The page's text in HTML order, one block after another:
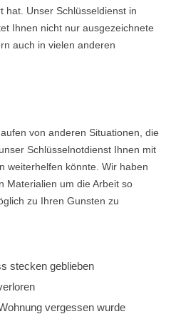
hat. Unser Schlüsseldienst in
Ihnen nicht nur ausgezeichnete
auch in vielen anderen
von anderen Situationen, die
Schlüsselnotdienst Ihnen mit
weiterhelfen könnte. Wir haben
Materialien um die Arbeit so
zu Ihren Gunsten zu
stecken geblieben
vergessen wurde